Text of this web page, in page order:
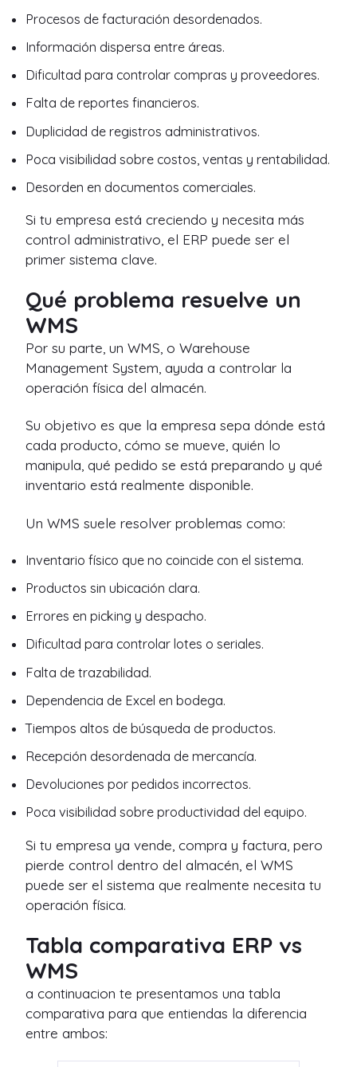
Procesos de facturación desordenados.
Información dispersa entre áreas.
Dificultad para controlar compras y proveedores.
Falta de reportes financieros.
Duplicidad de registros administrativos.
Poca visibilidad sobre costos, ventas y rentabilidad.
Desorden en documentos comerciales.
Si tu empresa está creciendo y necesita más
control administrativo, el ERP puede ser el
primer sistema clave.
Qué problema resuelve un
WMS
Por su parte, un WMS, o Warehouse
Management System, ayuda a controlar la
operación física del almacén.
Su objetivo es que la empresa sepa dónde está
cada producto, cómo se mueve, quién lo
manipula, qué pedido se está preparando y qué
inventario está realmente disponible.
Un WMS suele resolver problemas como:
Inventario físico que no coincide con el sistema.
Productos sin ubicación clara.
Errores en picking y despacho.
Dificultad para controlar lotes o seriales.
Falta de trazabilidad.
Dependencia de Excel en bodega.
Tiempos altos de búsqueda de productos.
Recepción desordenada de mercancía.
Devoluciones por pedidos incorrectos.
Poca visibilidad sobre productividad del equipo.
Si tu empresa ya vende, compra y factura, pero
pierde control dentro del almacén, el WMS
puede ser el sistema que realmente necesita tu
operación física.
Tabla comparativa ERP vs
WMS
a continuacion te presentamos una tabla
comparativa para que entiendas la diferencia
entre ambos: